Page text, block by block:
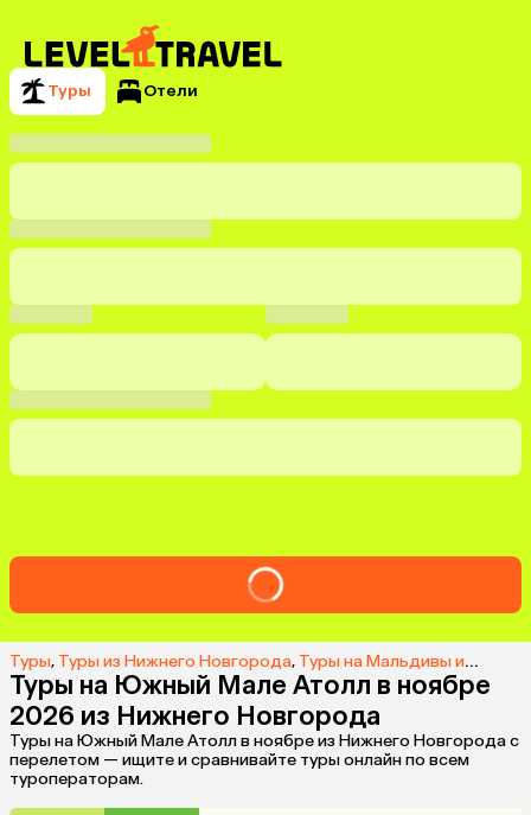
Туры Отели
Туры, Туры из Нижнего Новгорода, Туры на Мальдивы из Нижнего Новгорода
Туры на Южный Мале Атолл в ноябре
2026 из Нижнего Новгорода
Туры на Южный Мале Атолл в ноябре из Нижнего Новгорода с
перелетом — ищите и сравнивайте туры онлайн по всем
туроператорам.